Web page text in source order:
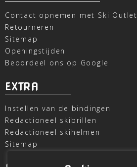
Contact opnemen met Ski Outlet
Retourneren
Sitemap
Openingstijden
Beoordeel ons op Google
EXTRA
Instellen van de bindingen
Redactioneel skibrillen
Redactioneel skihelmen
Sitemap